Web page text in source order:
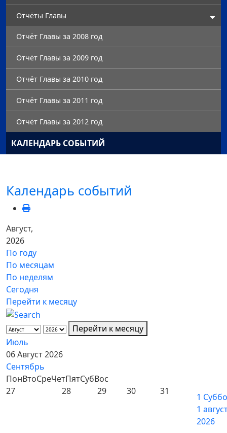
Отчёты Главы
Отчёт Главы за 2008 год
Отчёт Главы за 2009 год
Отчёт Главы за 2010 год
Отчёт Главы за 2011 год
Отчёт Главы за 2012 год
КАЛЕНДАРЬ СОБЫТИЙ
Календарь событий
Август,
2026
По году
По месяцам
По неделям
Сегодня
Перейти к месяцу
Перейти к месяцу
Июль
06 Август 2026
Сентябрь
ПонВтоСреЧетПятСубВос
27
28 29 30 31
1
1
2026